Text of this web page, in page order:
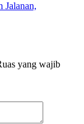
Jalanan,
yang wajib